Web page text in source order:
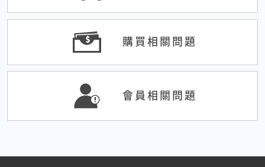
購買相關問題
會員相關問題